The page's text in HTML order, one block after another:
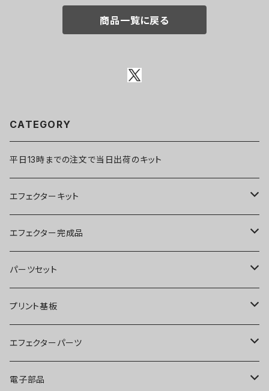
商品一覧に戻る
CATEGORY
平日13時までの注文で当日出荷のキット
エフェクターキット
ブースター
オーバードライブ
ディストーション
ファズ
プリアンプ
エフェクター完成品
ブースター
オーバードライブ
ディストーション
ファズ
パーツセット
ブースター
オーバードライブ
ディストーション
プリント基板
オーバードライブ
ディストーション
エフェクターパーツ
スイッチ
電子部品